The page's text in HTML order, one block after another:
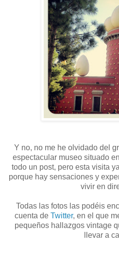
Y no, no me he olvidado del
espectacular museo situado
todo un post, pero esta visita
porque hay sensaciones y
vivir en
Todas las fotos las podéis
cuenta de Twitter, en el que
pequeños hallazgos vintage
llevar a